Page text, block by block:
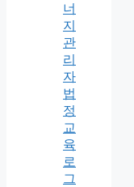
너
지
관
리
자
법
정
교
육
로
그